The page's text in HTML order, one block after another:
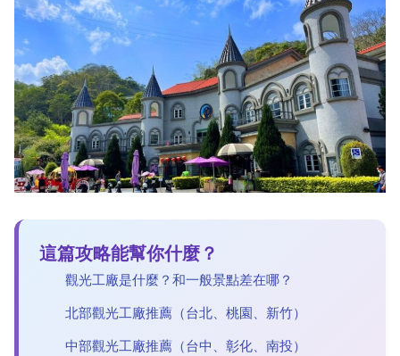
這篇攻略能幫你什麼？
觀光工廠是什麼？和一般景點差在哪？
北部觀光工廠推薦（台北、桃園、新竹）
中部觀光工廠推薦（台中、彰化、南投）